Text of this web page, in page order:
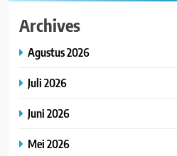
Archives
Agustus 2026
Juli 2026
Juni 2026
Mei 2026